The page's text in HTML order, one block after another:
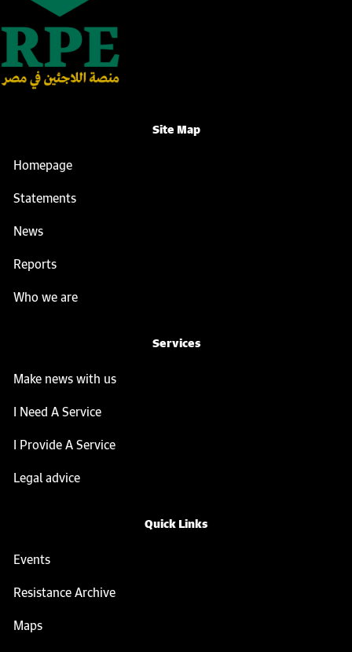
Site Map
Homepage
Statements
News
Reports
Who we are
Services
Make news with us
I Need A Service
I Provide A Service
Legal advice
Quick Links
Events
Resistance Archive
Maps